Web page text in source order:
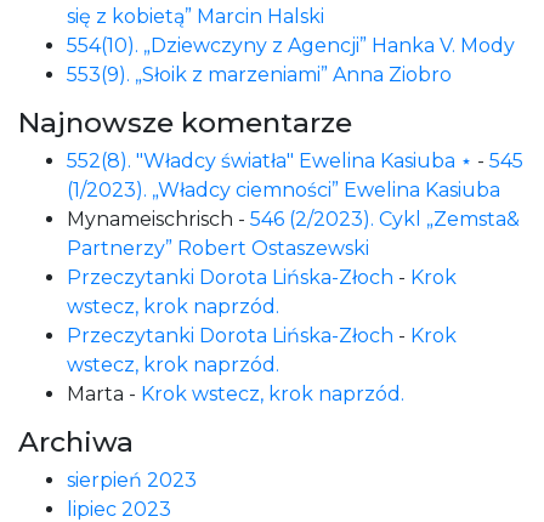
się z kobietą” Marcin Halski
554(10). „Dziewczyny z Agencji” Hanka V. Mody
553(9). „Słoik z marzeniami” Anna Ziobro
Najnowsze komentarze
552(8). "Władcy światła" Ewelina Kasiuba ⋆ - 545
(1/2023). „Władcy ciemności” Ewelina Kasiuba
Mynameischrisch - 546 (2/2023). Cykl „Zemsta&
Partnerzy” Robert Ostaszewski
Przeczytanki Dorota Lińska-Złoch - Krok
wstecz, krok naprzód.
Przeczytanki Dorota Lińska-Złoch - Krok
wstecz, krok naprzód.
Marta - Krok wstecz, krok naprzód.
Archiwa
sierpień 2023
lipiec 2023